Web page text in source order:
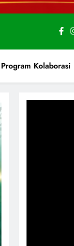
Program Kolaborasi